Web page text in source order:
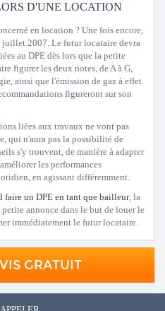
D'UNE LOCATION
en location ? Une fois encore,
2007. Le futur locataire devra
au DPE dès lors que la petite
figurer les deux notes, de A à G,
ainsi que l'émission de gaz à effet
figureront sur son
liées aux travaux ne vont pas
qui n'aura pas la possibilité de
s'y trouvent, de manière à adapter
les performances
en agissant différemment.
faire un DPE en tant que bailleur, la
annonce dans le but de louer le
immédiatement le futur locataire.
GRATUIT